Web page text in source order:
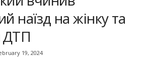
наїзд на жінку та
ДТП
19, 2024